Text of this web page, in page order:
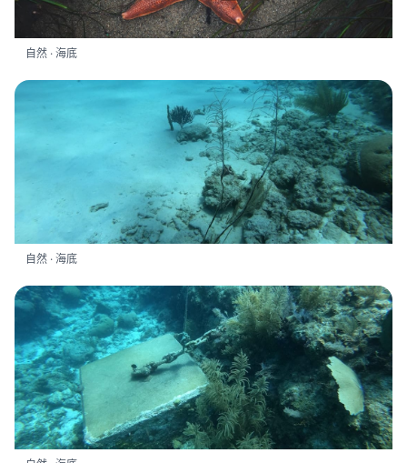
自然 · 海底
自然 · 海底